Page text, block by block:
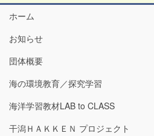
ホーム
お知らせ
団体概要
海の環境教育／探究学習
海洋学習教材LAB to CLASS
干潟ＨＡＫＫＥＮ プロジェクト